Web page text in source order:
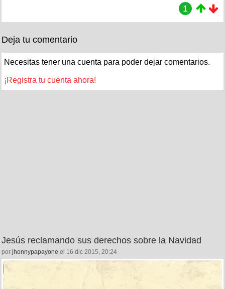
1
Deja tu comentario
Necesitas tener una cuenta para poder dejar comentarios.
¡Registra tu cuenta ahora!
Jesús reclamando sus derechos sobre la Navidad
por jhonnypapayone el 16 dic 2015, 20:24